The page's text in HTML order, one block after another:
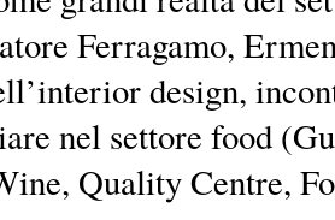
Ferragamo,
design,
nel settore food
Quality Centre,